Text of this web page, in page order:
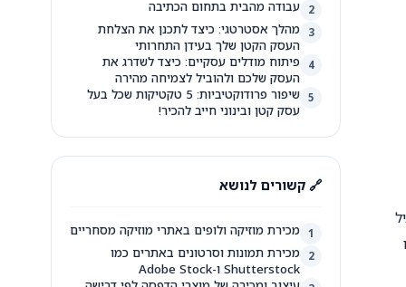
2 עבודה מהבית בתחום הכתיבה
3
מהלך אסטרטגי: כיצד לתכנן את הצלחת
העסק הקטן שלך בעידן התחרותי
4
פיתוח מודלים עסקיים: כיצד לשדרג את
העסק שלכם ולהוביל לצמיחה מהירה
5
שיפור פרודוקטיביות: 5 טקטיקות שכל בעל
עסק קטן ובינוני חייב להכיר!
🔗 קשורים לנושא
1 מכירת מוזיקה ולופים באתרי מוזיקה מסחריים
2
מכירת תמונות וסרטונים באתרים כמו
Shutterstock ו-Adobe Stock